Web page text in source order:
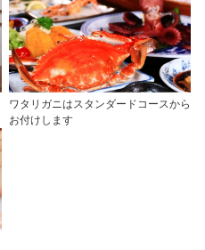
ワタリガニはスタンダードコースから
お付けします